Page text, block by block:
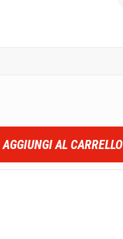
AGGIUNGI AL CARRELLO